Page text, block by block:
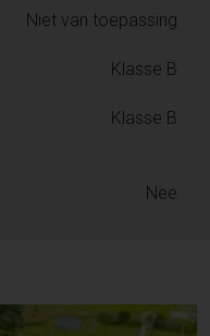
Niet van toepassing
Klasse B
Klasse B
Nee